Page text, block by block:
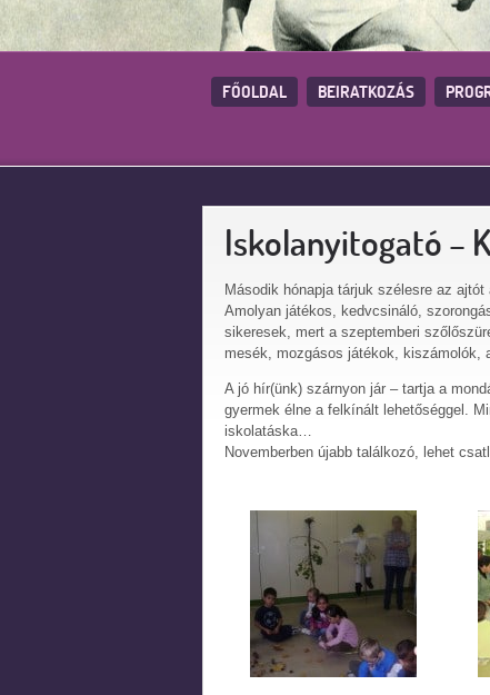
FŐOLDAL BEIRATKOZÁS
Iskolanyitogató –
Második hónapja tárjuk szélesre az
Amolyan játékos, kedvcsináló,
sikeresek, mert a szeptemberi
mesék, mozgásos játékok, kiszámolók,
A jó hír(ünk) szárnyon jár – tartja a
gyermek élne a felkínált lehetőséggel.
iskolatáska…
Novemberben újabb találkozó, lehet